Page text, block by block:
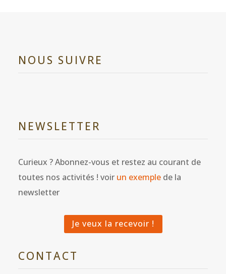
NOUS SUIVRE
NEWSLETTER
Curieux ? Abonnez-vous et restez au courant de
toutes nos activités ! voir un exemplede la
newsletter
Je veux la recevoir !
CONTACT